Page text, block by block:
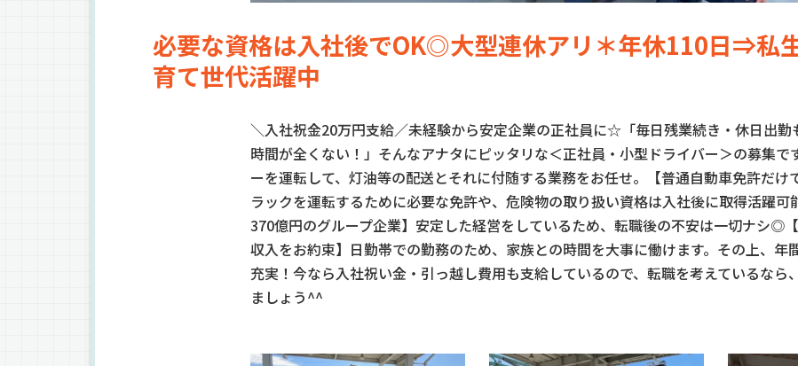
必要な資格は入社後でOK◎大型連休アリ＊年休110日⇒私
育て世代活躍中
＼入社祝金20万円支給／未経験から安定企業の正社員に☆「毎日残業続き・休日出勤
時間が全くない！」そんなアナタにピッタリな＜正社員・小型ドライバー＞の募集で
ーを運転して、灯油等の配送とそれに付随する業務をお任せ。【普通自動車免許だけ
ラックを運転するために必要な免許や、危険物の取り扱い資格は入社後に取得活躍
370億円のグループ企業】安定した経営をしているため、転職後の不安は一切ナシ◎
収入をお約束】日勤帯での勤務のため、家族との時間を大事に働けます。その上、年
充実！今なら入社祝い金・引っ越し費用も支給しているので、転職を考えているなら
ましょう^^